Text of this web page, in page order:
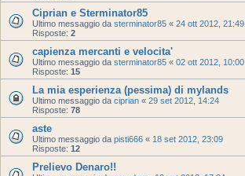
Ciprian e Sterminator85
Ultimo messaggio da sterminator85 « 24 ott 2012, 21:49
Risposte: 2
capienza mercanti e velocita'
Ultimo messaggio da sterminator85 « 02 ott 2012, 10:00
Risposte: 15
La mia esperienza (pessima) di mylands
Ultimo messaggio da ciprian « 29 set 2012, 14:24
Risposte: 78
aste
Ultimo messaggio da pisti666 « 18 set 2012, 23:09
Risposte: 12
Prelievo Denaro!!